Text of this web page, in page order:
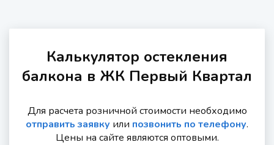
Калькулятор остекления
балкона в ЖК Первый Квартал
Для расчета розничной стоимости необходимо
отправить заявку или позвонить по телефону.
Цены на сайте являются оптовыми.